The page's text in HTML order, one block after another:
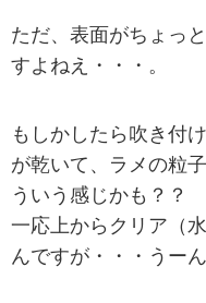
ただ、表面がちょっ
すよねえ・・・。
もしかしたら吹き付
が乾いて、ラメの粒
ういう感じかも？？
一応上からクリア（
んですが・・・うー